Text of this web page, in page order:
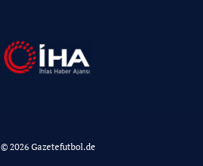
© 2026 Gazetefutbol.de